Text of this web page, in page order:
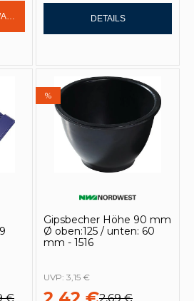
Gib denDETAILS
€
%
Gipsbecher Höhe 90 mm
Ø oben:125 / unten: 60
mm - 1516
2,69 €
UVP: 3,15 €